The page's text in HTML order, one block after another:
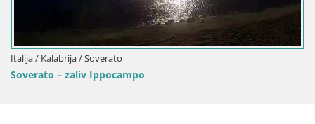
Italija / Kalabrija / Soverato
Soverato – zaliv Ippocampo